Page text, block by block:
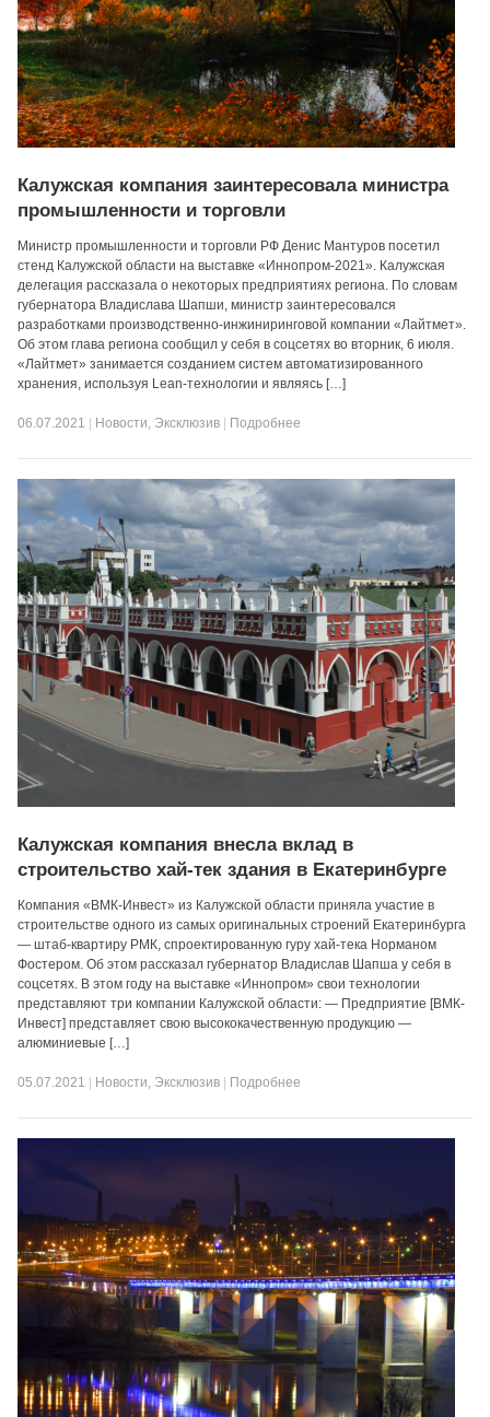
Калужская компания заинтересовала министра
промышленности и торговли
Министр промышленности и торговли РФ Денис Мантуров посетил
стенд Калужской области на выставке «Иннопром-2021». Калужская
делегация рассказала о некоторых предприятиях региона. По словам
губернатора Владислава Шапши, министр заинтересовался
разработками производственно-инжиниринговой компании «Лайтмет».
Об этом глава региона сообщил у себя в соцсетях во вторник, 6 июля.
«Лайтмет» занимается созданием систем автоматизированного
хранения, используя Lean-технологии и являясь […]
06.07.2021 Новости, Эксклюзив Подробнее
Калужская компания внесла вклад в
строительство хай-тек здания в Екатеринбурге
Компания «ВМК-Инвест» из Калужской области приняла участие в
строительстве одного из самых оригинальных строений Екатеринбурга
— штаб-квартиру РМК, спроектированную гуру хай-тека Норманом
Фостером. Об этом рассказал губернатор Владислав Шапша у себя в
соцсетях. В этом году на выставке «Иннопром» свои технологии
представляют три компании Калужской области: — Предприятие [ВМК-
Инвест] представляет свою высококачественную продукцию —
алюминиевые […]
05.07.2021 Новости, Эксклюзив Подробнее